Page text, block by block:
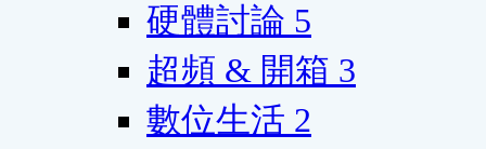
硬體討論 5
超頻 & 開箱 3
數位生活 2